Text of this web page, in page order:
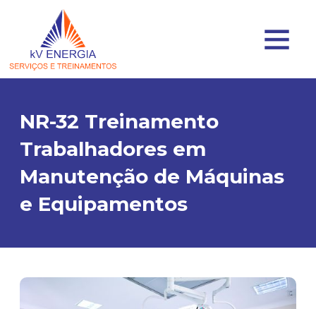
NR-32 Treinamento
Trabalhadores em
Manutenção de Máquinas
e Equipamentos